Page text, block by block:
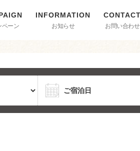
ペーン お知らせ お問い合わせ